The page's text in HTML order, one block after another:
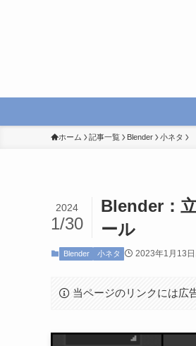
ホーム 記事一覧 Blender 小ネタ
Blender：
ール
2024
1/30
Blender 小ネタ 2023年1月13日
当ページのリンクには広